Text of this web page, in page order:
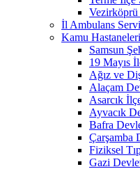
Vezirköprü
İl Ambulans
Kamu Hastaneleri
Samsun
19 Mayıs
Ağız ve
Alaçam
Asarcık
Ayvacık
Bafra
Çarşamba
Fiziksel
Gazi